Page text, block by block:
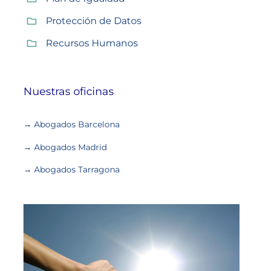
Protección de Datos
Recursos Humanos
Nuestras oficinas
→ Abogados Barcelona
→ Abogados Madrid
→ Abogados Tarragona